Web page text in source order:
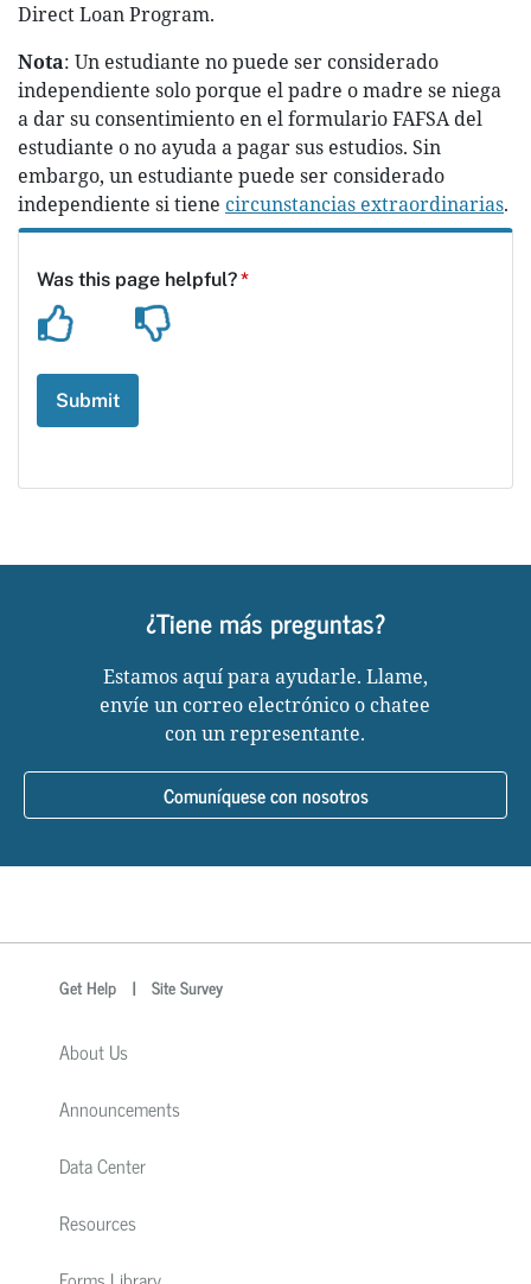
Direct Loan Program.
Nota: Un estudiante no puede ser considerado
independiente solo porque el padre o madre se niega
a dar su consentimiento en el formulario FAFSA del
estudiante o no ayuda a pagar sus estudios. Sin
embargo, un estudiante puede ser considerado
independiente si tiene circunstancias extraordinarias.
¿Tiene más preguntas?
Estamos aquí para ayudarle. Llame,
envíe un correo electrónico o chatee
con un representante.
Comuníquese con nosotros